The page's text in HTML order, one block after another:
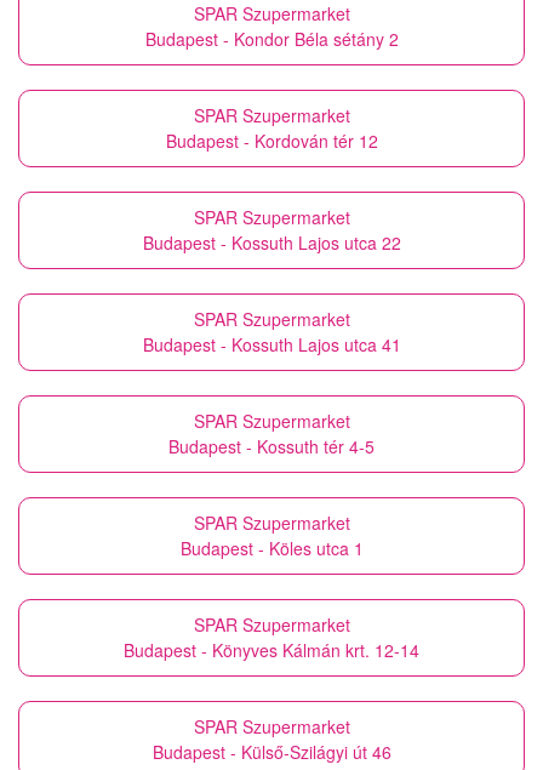
SPAR Szupermarket
Budapest - Kondor Béla sétány 2
SPAR Szupermarket
Budapest - Kordován tér 12
SPAR Szupermarket
Budapest - Kossuth Lajos utca 22
SPAR Szupermarket
Budapest - Kossuth Lajos utca 41
SPAR Szupermarket
Budapest - Kossuth tér 4-5
SPAR Szupermarket
Budapest - Köles utca 1
SPAR Szupermarket
Budapest - Könyves Kálmán krt. 12-14
SPAR Szupermarket
Budapest - Külső-Szilágyi út 46